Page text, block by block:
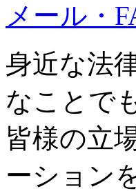
メール・
身近な法
なことで
皆様の立
ーション